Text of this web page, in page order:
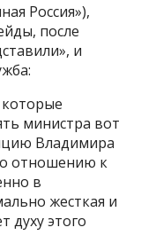
Россия»),
после
и
министра вот
Владимира
отношению к
в
жесткая и
духу этого